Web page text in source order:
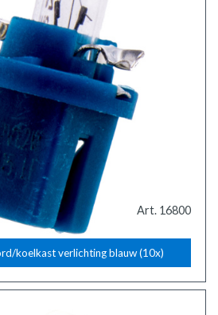
Art. 16800
koelkast verlichting blauw (10x)